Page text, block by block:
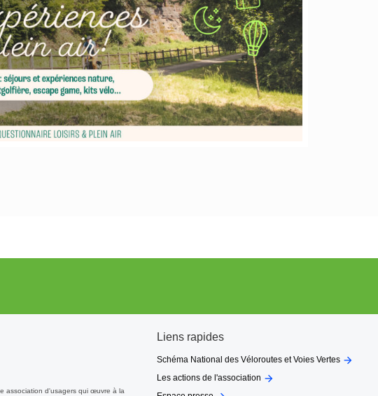
association d'usagers qui œuvre à la
Liens rapides
Schéma National des Véloroutes et Voies Vertes 
Les actions de l'association 